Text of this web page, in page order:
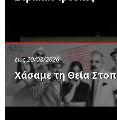
έως 20/08/2026
Χάσαμε τη Θεία Στοπ